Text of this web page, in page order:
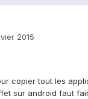
2015
copier tout les
sur android faut